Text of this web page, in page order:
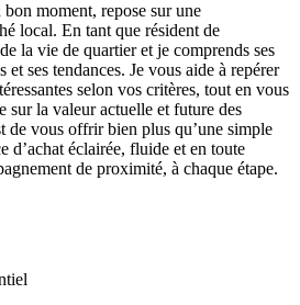
moment, repose sur une
local. En tant que résident de
la vie de quartier et je comprends ses
et ses tendances. Je vous aide à repérer
selon vos critères, tout en vous
sur la valeur actuelle et future des
de vous offrir bien plus qu’une simple
d’achat éclairée, fluide et en toute
de proximité, à chaque étape.